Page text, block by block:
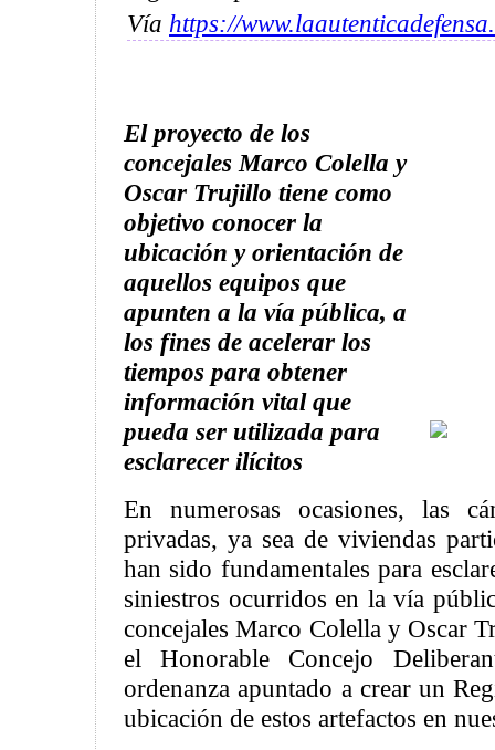
Vía https://
El proyecto de los
concejales Marco Colella y
Oscar Trujillo tiene como
objetivo conocer la
ubicación y orientación de
aquellos equipos que
apunten a la vía pública, a
los fines de acelerar los
tiempos para obtener
información vital que
pueda ser utilizada para
esclarecer ilícitos
En numerosas ocasiones, las
privadas, ya sea de viviendas
han sido fundamentales para
siniestros ocurridos en la vía
concejales Marco Colella y Oscar
el Honorable Concejo
ordenanza apuntado a crear un
ubicación de estos artefactos en